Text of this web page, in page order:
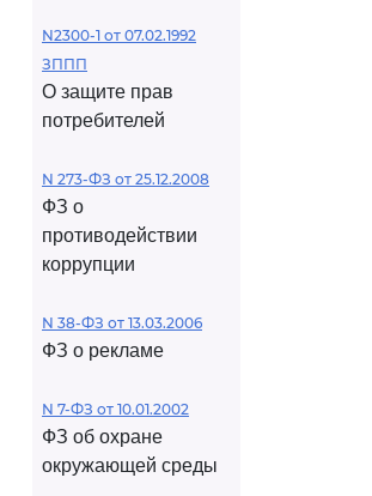
N2300-1 от 07.02.1992
ЗППП
О защите прав
потребителей
N 273-ФЗ от 25.12.2008
ФЗ о
противодействии
коррупции
N 38-ФЗ от 13.03.2006
ФЗ о рекламе
N 7-ФЗ от 10.01.2002
ФЗ об охране
окружающей среды